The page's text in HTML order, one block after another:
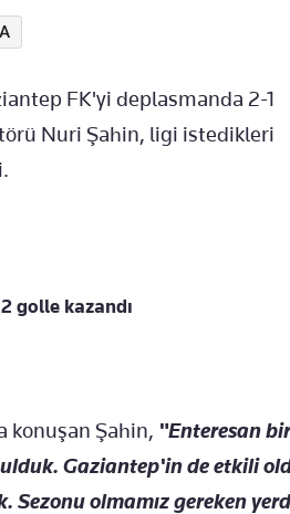
FK'yi deplasmanda 2-1
Nuri Şahin, ligi istedikleri
golle kazandı
konuşan Şahin, "Enteresan
Gaziantep'in de etkili
olmamız gereken